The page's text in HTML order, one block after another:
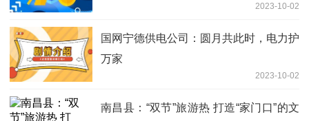
2023-10-02
国网宁德供电公司：圆月共此时，电力护
万家
2023-10-02
南昌县：“双节”旅游热 打造“家门口”的文